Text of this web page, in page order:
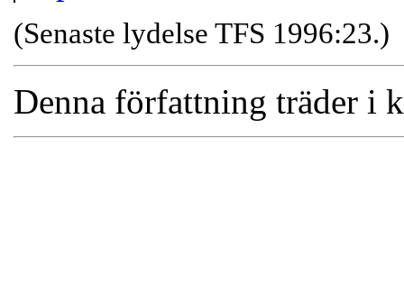
(Senaste lydelse TFS 1996:23.)
Denna författning träder i